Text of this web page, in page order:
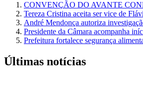
CONVENÇÃO DO AVANTE
Tereza Cristina aceita ser vice de
André Mendonça autoriza
Presidente da Câmara acompanha
Prefeitura fortalece segurança
Últimas notícias